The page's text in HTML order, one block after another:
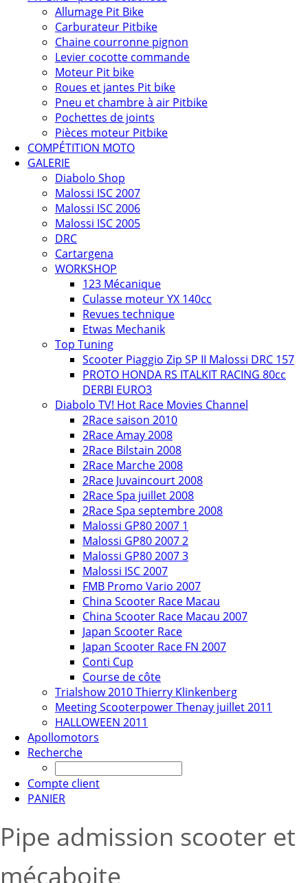
Allumage Pit Bike
Carburateur Pitbike
Chaine courronne pignon
Levier cocotte commande
Moteur Pit bike
Roues et jantes Pit bike
Pneu et chambre à air Pitbike
Pochettes de joints
Pièces moteur Pitbike
COMPÉTITION MOTO
GALERIE
Diabolo Shop
Malossi ISC 2007
Malossi ISC 2006
Malossi ISC 2005
DRC
Cartargena
WORKSHOP
123 Mécanique
Culasse moteur YX 140cc
Revues technique
Etwas Mechanik
Top Tuning
Scooter Piaggio Zip SP II Malossi DRC 157
PROTO HONDA RS ITALKIT RACING 80cc
DERBI EURO3
Diabolo TV! Hot Race Movies Channel
2Race saison 2010
2Race Amay 2008
2Race Bilstain 2008
2Race Marche 2008
2Race Juvaincourt 2008
2Race Spa juillet 2008
2Race Spa septembre 2008
Malossi GP80 2007 1
Malossi GP80 2007 2
Malossi GP80 2007 3
Malossi ISC 2007
FMB Promo Vario 2007
China Scooter Race Macau
China Scooter Race Macau 2007
Japan Scooter Race
Japan Scooter Race FN 2007
Conti Cup
Course de côte
Trialshow 2010 Thierry Klinkenberg
Meeting Scooterpower Thenay juillet 2011
HALLOWEEN 2011
Apollomotors
Recherche
Compte client
PANIER
Pipe admission scooter et
mécaboite